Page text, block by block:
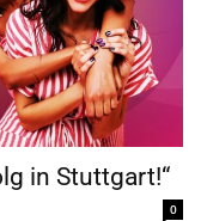
in Stuttgart!“
0